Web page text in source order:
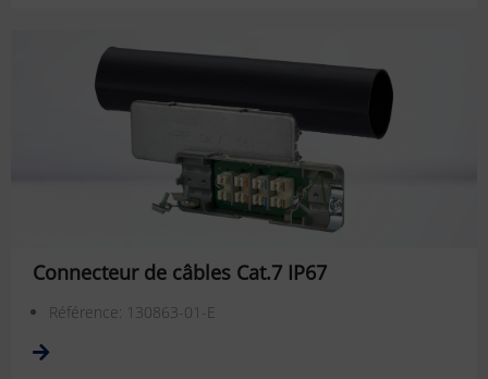
Connecteur de câbles Cat.7 IP67
Référence: 130863-01-E